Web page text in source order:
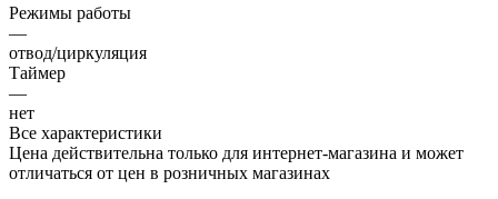
Режимы работы
—
отвод/циркуляция
Таймер
—
нет
Все характеристики
Цена действительна только для интернет-магазина и может
отличаться от цен в розничных магазинах